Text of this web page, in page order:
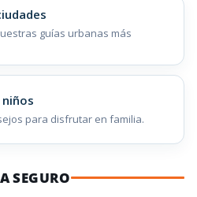
guías urbanas más
para disfrutar en familia.
SEGURO